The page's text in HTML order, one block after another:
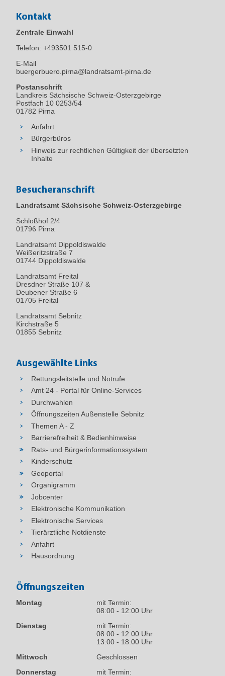
P11 Klingenberg Pretzschendorf
13 BImSchG folgende Entscheidungen mit ein:
Baugenehmigung nach § 72 Abs. 1
naturschutzrechtliches Einvernehmen
denkmalschutzrechtliche Genehmigung
gemäß § 14 SächsDSchG,
luftverkehrsrechtliche Zustimmung
gemäß § 31 Abs. 2 Nr. 9 und Abs. 3 i. V.
m. §§ 14 und 15 LuftVG und
luftverkehrsrechtliche Genehmigung
gemäß § 15 Abs. 2 Satz 3 LuftVG zur
Aufstellung entsprechend hoher
4. Das gemeindliche Einvernehmen nach
Abs. 1 SächsBO ersetzt.
5. Bestandteil dieser Genehmigung sind
die unter Abschnitt B genannten
Antragsunterlagen sowie die in Abschnitt C und
D genannten Nebenbestimmungen.
6. Die Antragstellerin trägt die Kosten des
7. Für diese Entscheidung werden
Verwaltungsgebühren in Höhe von
EUR festgesetzt und Auslagen in Höhe von
........EUR erhoben. Der Gesamtbetrag ist
entsprechend beiliegender Rechnung an das
Landratsamt Sächsische Schweiz-
Osterzgebirge zu zahlen.
Der Genehmigungsbescheid enthält folgende
Rechtsbehelfsbelehrung:
Monats nach Zustellung Widerspruch erhoben
werden. Der Widerspruch ist beim Landratsamt
des Landkreises Sächsische Schweiz-
Osterzgebirge, Schloßhof 2/4, 01796
einzulegen.“
getroffenen Nebenbestimmungen einschließlich
der Begründung ist auf der Internetseite des
Kontakt
Zentrale Einwahl
Telefon: +493501 515-0
E-Mail
buergerbuero.pirna@landratsamt-pirna.de
Postanschrift
Landkreis Sächsische Schweiz-Osterzgebirge
Postfach 10 0253/54
01782 Pirna
Anfahrt
Bürgerbüros
Hinweis zur rechtlichen Gültigkeit der übersetzten
Inhalte
Besucheranschrift
Landratsamt Sächsische Schweiz-Osterzgebirge
Schloßhof 2/4
01796 Pirna
Landratsamt Dippoldiswalde
Weißeritzstraße 7
01744 Dippoldiswalde
Landratsamt Freital
Dresdner Straße 107 &
Deubener Straße 6
01705 Freital
Landratsamt Sebnitz
Kirchstraße 5
01855 Sebnitz
Ausgewählte Links
Rettungsleitstelle und Notrufe
Amt 24 - Portal für Online-Services
Durchwahlen
Öffnungszeiten Außenstelle Sebnitz
Themen A - Z
Barrierefreiheit & Bedienhinweise
Rats- und Bürgerinformationssystem
Kinderschutz
Geoportal
Organigramm
Jobcenter
Elektronische Kommunikation
Elektronische Services
Tierärztliche Notdienste
Anfahrt
Hausordnung
Öffnungszeiten
Montag
mit Termin:
08:00 - 12:00 Uhr
Dienstag
mit Termin:
08:00 - 12:00 Uhr
13:00 - 18:00 Uhr
Mittwoch
Geschlossen
Donnerstag
mit Termin: